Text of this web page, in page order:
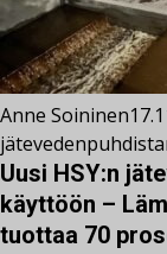
Anne Soininen
Uusi HSY:n
käyttöön –
tuottaa 70